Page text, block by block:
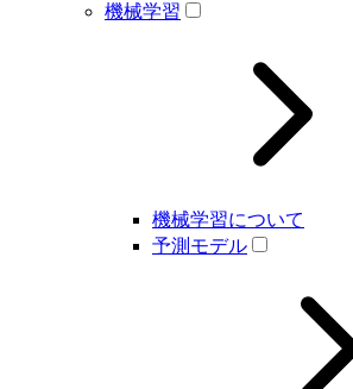
機械学習
機械学習について
予測モデル